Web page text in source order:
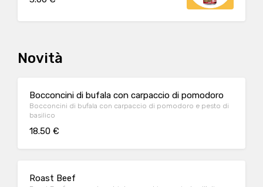
Novità
Bocconcini di bufala con carpaccio di pomodoro
Bocconcini di bufala con carpaccio di pomodoro e pesto di
basilico
18.50 €
Roast Beef